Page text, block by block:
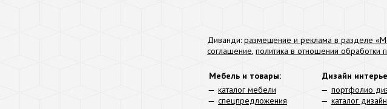
Диванди: размещение и реклама в разделе
соглашение, политика в отношении обработки
Мебель и товары:
каталог мебели
спецпредложения
Дизайн
портфолио
каталог